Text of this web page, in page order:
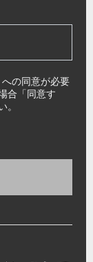
への同意が必要
合「同意す